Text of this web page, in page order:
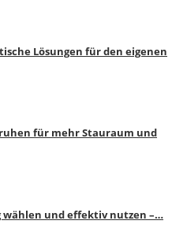
Lösungen für den eigenen
für mehr Stauraum und
wählen und effektiv nutzen –…